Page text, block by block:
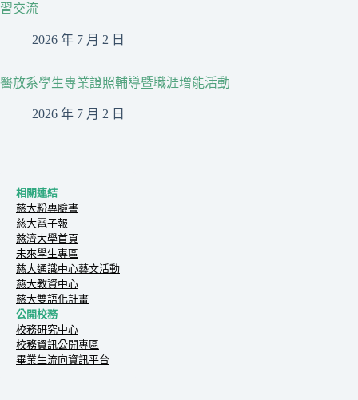
習交流
2026 年 7 月 2 日
醫放系學生專業證照輔導暨職涯增能活動
2026 年 7 月 2 日
相關連結
慈大粉專臉書
慈大電子報
慈濟大學首頁
未來學生專區
慈大通識中心藝文活動
慈大教資中心
慈大雙語化計畫
公開校務
校務研究中心
校務資訊公開專區
畢業生流向資訊平台